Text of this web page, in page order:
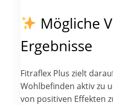
Mögliche
Ergebnisse
Fitraflex Plus zielt
Wohlbefinden aktiv zu
von positiven Effekten